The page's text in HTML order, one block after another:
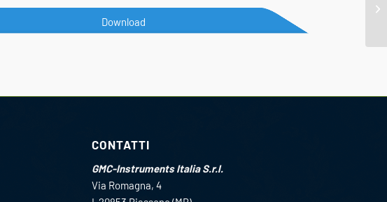
Download
CONTATTI
GMC-Instruments Italia S.r.l.
Via Romagna, 4